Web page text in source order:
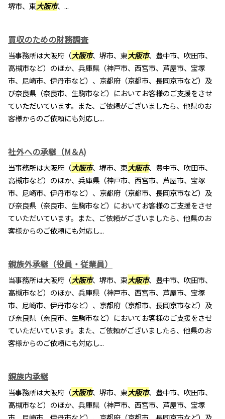
堺市、東大阪市、...
買収のための財務調査
当事務所は大阪府（大阪市、堺市、東大阪市、豊中市、吹田市、
高槻市など）のほか、兵庫県（神戸市、西宮市、芦屋市、宝塚
市、尼崎市、伊丹市など）、京都府（京都市、長岡京市など）及
び奈良県（奈良市、生駒市など）においてお客様のご支援をさせ
ていただいています。また、ご依頼がございましたら、他県のお
客様からのご依頼にも対応し...
社外への承継（M＆A)
当事務所は大阪府（大阪市、堺市、東大阪市、豊中市、吹田市、
高槻市など）のほか、兵庫県（神戸市、西宮市、芦屋市、宝塚
市、尼崎市、伊丹市など）、京都府（京都市、長岡京市など）及
び奈良県（奈良市、生駒市など）においてお客様のご支援をさせ
ていただいています。また、ご依頼がございましたら、他県のお
客様からのご依頼にも対応し...
親族外承継（役員・従業員）
当事務所は大阪府（大阪市、堺市、東大阪市、豊中市、吹田市、
高槻市など）のほか、兵庫県（神戸市、西宮市、芦屋市、宝塚
市、尼崎市、伊丹市など）、京都府（京都市、長岡京市など）及
び奈良県（奈良市、生駒市など）においてお客様のご支援をさせ
ていただいています。また、ご依頼がございましたら、他県のお
客様からのご依頼にも対応し...
親族内承継
当事務所は大阪府（大阪市、堺市、東大阪市、豊中市、吹田市、
高槻市など）のほか、兵庫県（神戸市、西宮市、芦屋市、宝塚